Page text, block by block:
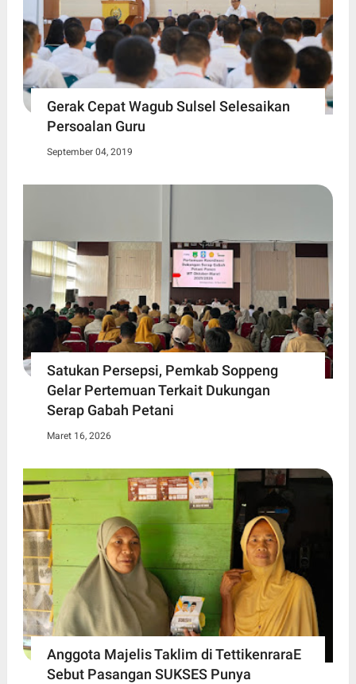
Gerak Cepat Wagub Sulsel Selesaikan
Persoalan Guru
September 04, 2019
Satukan Persepsi, Pemkab Soppeng
Gelar Pertemuan Terkait Dukungan
Serap Gabah Petani
Maret 16, 2026
Anggota Majelis Taklim di TettikenraraE
Sebut Pasangan SUKSES Punya